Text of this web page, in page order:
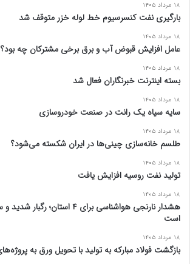
۱۸ مرداد ۱۴۰۵
بارگیری نفت کنسرسیوم خط لوله خزر متوقف شد
۱۸ مرداد ۱۴۰۵
عامل افزایش قبوض آب و برق برخی مشترکان چه بود؟
۱۸ مرداد ۱۴۰۵
بسته اینترنت خبرنگاران فعال شد
۱۸ مرداد ۱۴۰۵
سایه سیاه یک رانت در صنعت خودروسازی
۱۸ مرداد ۱۴۰۵
طلسم خانه‌سازی چینی‌ها در ایران شکسته می‌شود؟
۱۸ مرداد ۱۴۰۵
تولید نفت روسیه افزایش یافت
۱۸ مرداد ۱۴۰۵
هشدار نارنجی هواشناسی برای ۴
است
۱۸ مرداد ۱۴۰۵
بازگشت فولاد مبارکه به تولید با تحویل ورق به